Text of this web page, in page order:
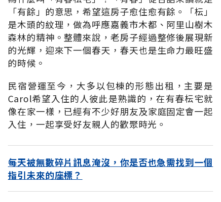
「有餘」的意思，希望這房子愈住愈有餘。「枟」
是木頭的紋理，做為呼應嘉義市木都、阿里山樹木
森林的精神。整體來說，老房子經過整修後展現新
的光輝，迎來下一個春天，春天也是生命力最旺盛
的時候。
民宿營運至今，大多以包棟的形態出租，主要是
Carol希望入住的人彼此是熟識的，在有春枟宅就
像在家一樣，已經有不少好朋友及家庭固定會一起
入住，一起享受好友親人的歡聚時光。
每天被無數碎片訊息淹沒，你是否也急需找到一個
指引未來的座標？